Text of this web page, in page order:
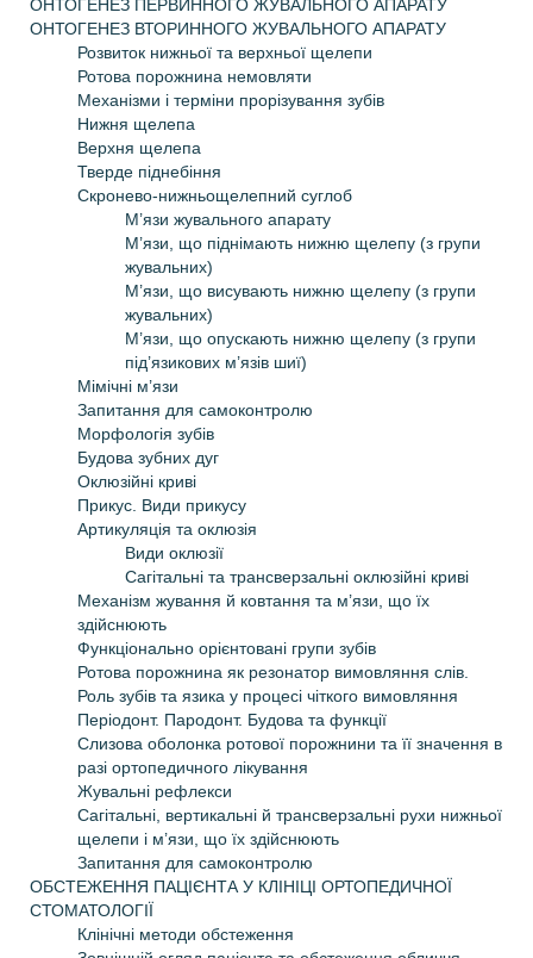
ОНТОГЕНЕЗ ПЕРВИННОГО ЖУВАЛЬНОГО АПАРАТУ
ОНТОГЕНЕЗ ВТОРИННОГО ЖУВАЛЬНОГО АПАРАТУ
Розвиток нижньої та верхньої щелепи
Ротова порожнина немовляти
Механізми і терміни прорізування зубів
Нижня щелепа
Верхня щелепа
Тверде піднебіння
Скронево-нижньощелепний суглоб
М’язи жувального апарату
М’язи, що піднімають нижню щелепу (з групи
жувальних)
М’язи, що висувають нижню щелепу (з групи
жувальних)
М’язи, що опускають нижню щелепу (з групи
під’язикових м’язів шиї)
Мімічні м’язи
Запитання для самоконтролю
Морфологія зубів
Будова зубних дуг
Оклюзійні криві
Прикус. Види прикусу
Артикуляція та оклюзія
Види оклюзії
Сагітальні та трансверзальні оклюзійні криві
Механізм жування й ковтання та м’язи, що їх
здійснюють
Функціонально орієнтовані групи зубів
Ротова порожнина як резонатор вимовляння слів.
Роль зубів та язика у процесі чіткого вимовляння
Періодонт. Пародонт. Будова та функції
Слизова оболонка ротової порожнини та її значення в
разі ортопедичного лікування
Жувальні рефлекси
Сагітальні, вертикальні й трансверзальні рухи нижньої
щелепи і м’язи, що їх здійснюють
Запитання для самоконтролю
ОБСТЕЖЕННЯ ПАЦІЄНТА У КЛІНІЦІ ОРТОПЕДИЧНОЇ
СТОМАТОЛОГІЇ
Клінічні методи обстеження